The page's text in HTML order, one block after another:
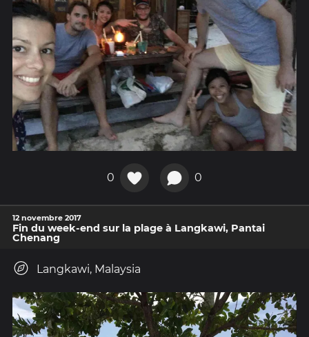
0 0
12 novembre 2017
Fin du week-end sur la plage à Langkawi, Pantai
Chenang
Langkawi, Malaysia